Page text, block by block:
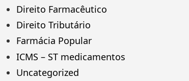
Direito Farmacêutico
Direito Tributário
Farmácia Popular
ICMS – ST medicamentos
Uncategorized